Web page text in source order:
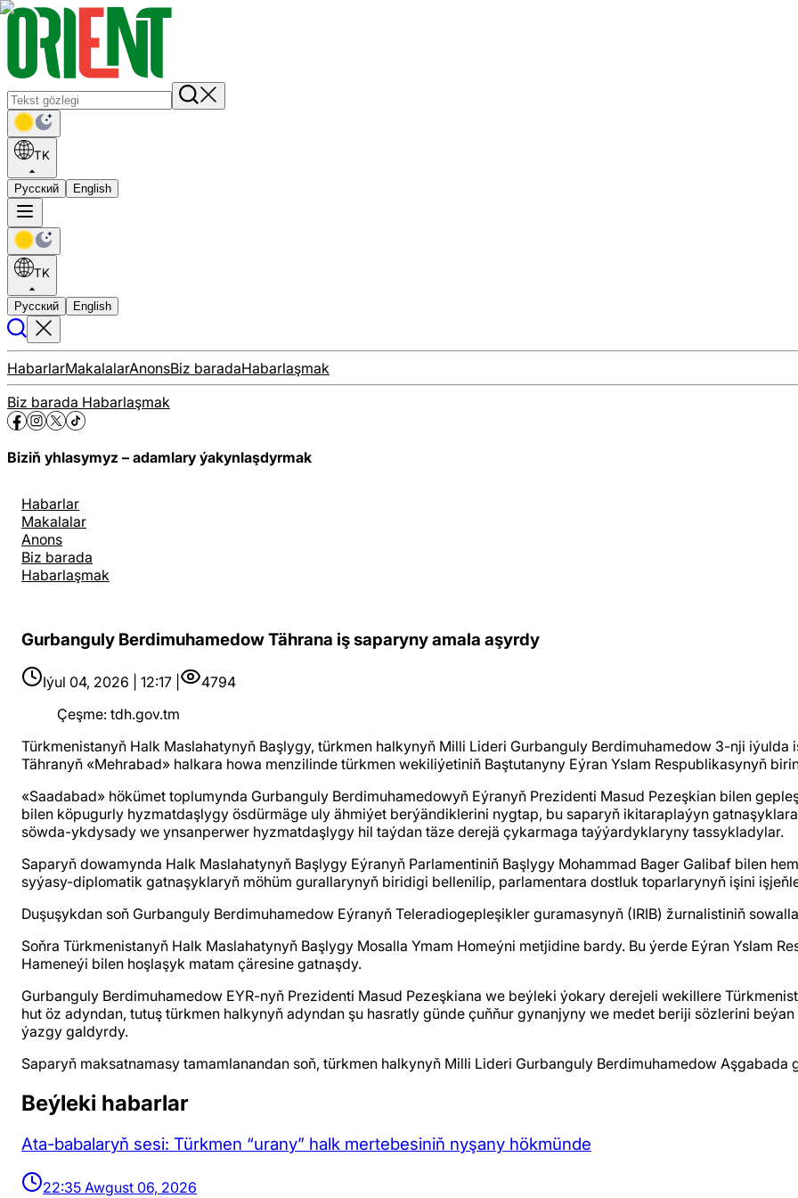
TK
Русский English
TK
Русский English
HabarlarMakalalarAnonsBiz baradaHabarlaşmak
Biz barada Habarlaşmak
Biziň yhlasymyz – adamlary ýakynlaşdyrmak
Habarlar
Makalalar
Anons
Biz barada
Habarlaşmak
Gurbanguly Berdimuhamedow Tährana iş saparyny amala aşyrdy
Iýul 04, 2026 | 12:17 |
4794
Çeşme: tdh.gov.tm
Türkmenistanyň Halk Maslahatynyň Başlygy, türkmen halkynyň Milli Lideri Gurbanguly Berdimuhamedow 3-nji iýulda
Tähranyň «Mehrabad» halkara howa menzilinde türkmen wekiliýetiniň Baştutanyny Eýran Yslam Respublikasynyň
«Saadabad» hökümet toplumynda Gurbanguly Berdimuhamedowyň Eýranyň Prezidenti Masud Pezeşkian bilen
bilen köpugurly hyzmatdaşlygy ösdürmäge uly ähmiýet berýändiklerini nygtap, bu saparyň ikitaraplaýyn
söwda-ykdysady we ynsanperwer hyzmatdaşlygy hil taýdan täze derejä çykarmaga taýýardyklaryny tassykladylar.
Saparyň dowamynda Halk Maslahatynyň Başlygy Eýranyň Parlamentiniň Başlygy Mohammad Bager Galibaf bilen
syýasy-diplomatik gatnaşyklaryň möhüm gurallarynyň biridigi bellenilip, parlamentara dostluk toparlarynyň işini
Duşuşykdan soň Gurbanguly Berdimuhamedow Eýranyň Teleradiogepleşikler guramasynyň (IRIB) žurnalistiniň
Soňra Türkmenistanyň Halk Maslahatynyň Başlygy Mosalla Ymam Homeýni metjidine bardy. Bu ýerde Eýran Yslam
Hameneýi bilen hoşlaşyk matam çäresine gatnaşdy.
Gurbanguly Berdimuhamedow EYR-nyň Prezidenti Masud Pezeşkiana we beýleki ýokary derejeli wekillere
hut öz adyndan, tutuş türkmen halkynyň adyndan şu hasratly günde çuňňur gynanjyny we medet beriji sözlerini
ýazgy galdyrdy.
Saparyň maksatnamasy tamamlanandan soň, türkmen halkynyň Milli Lideri Gurbanguly Berdimuhamedow Aşgabada
Beýleki habarlar
Ata-babalaryň sesi: Türkmen “urany” halk mertebesiniň nyşany hökmünde
22:35 Awgust 06, 2026